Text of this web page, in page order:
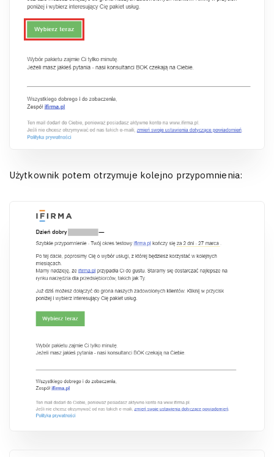
Użytkownik potem otrzymuje kolejno przypomnienia: